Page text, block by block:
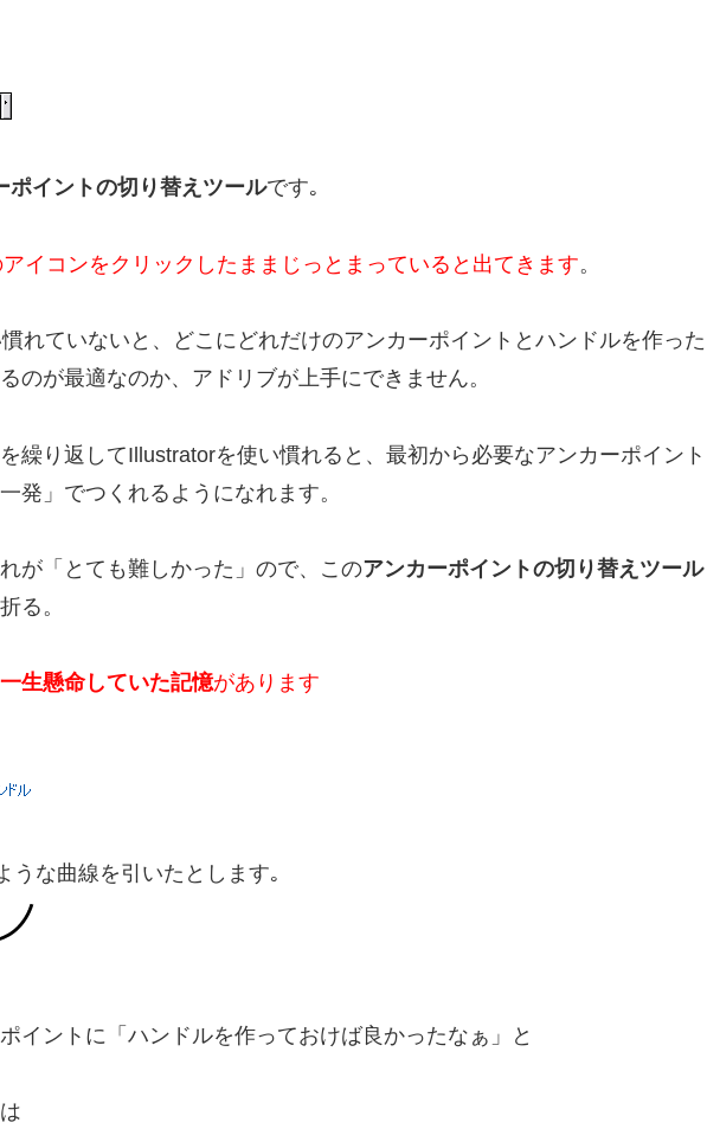
ポイントの切り替えツールです｡
イコンをクリックしたままじっとまっていると出てきます。
れていないと、どこにどれだけのアンカーポイントとハンドルを作った
のが最適なのか、アドリブが上手にできません。
繰り返してIllustratorを使い慣れると、最初から必要なアンカーポイント
発」でつくれるようになれます。
が「とても難しかった」ので、このアンカーポイントの切り替えツール
る。
生懸命していた記憶があります
うな曲線を引いたとします｡
イントに「ハンドルを作っておけば良かったなぁ」と